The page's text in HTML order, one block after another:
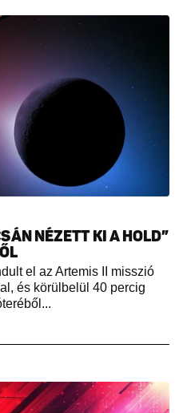
NÉZETT KI A HOLD”
el az Artemis II misszió
és körülbelül 40 percig